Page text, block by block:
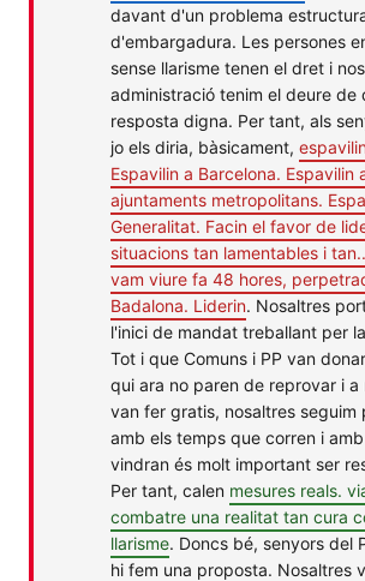
davant d'un problema
d'embargadura. Les persones
sense llarisme tenen el dret i
administració tenim el deure de
resposta digna. Per tant, als
jo els diria, bàsicament,
Espavilin a Barcelona. Espavilin
ajuntaments metropolitans.
Generalitat. Facin el favor de
situacions tan lamentables i
vam viure fa 48 hores,
Badalona. Liderin. Nosaltres
l'inici de mandat treballant per
Tot i que Comuns i PP van
qui ara no paren de reprovar i a
van fer gratis, nosaltres seguim
amb els temps que corren i
vindran és molt important ser
Per tant, calen mesures reals.
combatre una realitat tan cura
llarisme. Doncs bé, senyors del
hi fem una proposta. Nosaltres